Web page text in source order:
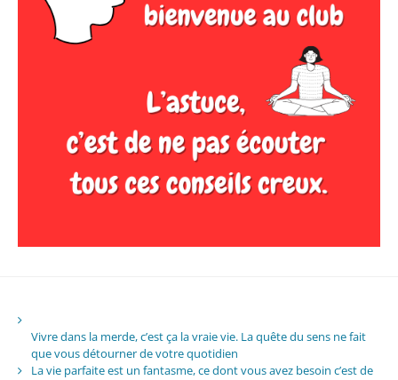
Vivre dans la merde, c’est ça la vraie vie. La quête du sens ne fait
que vous détourner de votre quotidien
La vie parfaite est un fantasme, ce dont vous avez besoin c’est de